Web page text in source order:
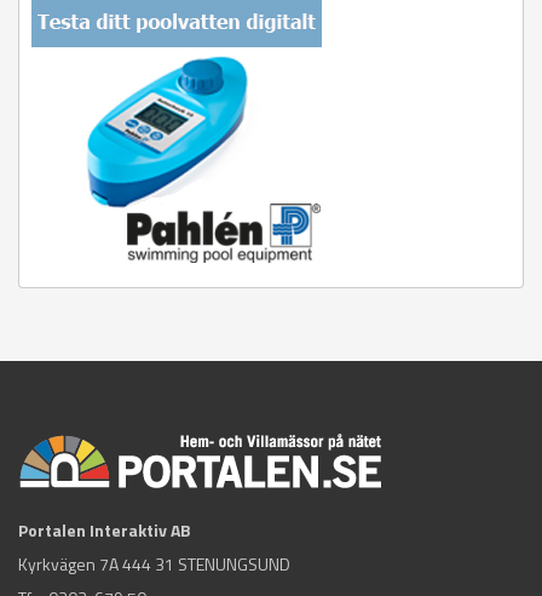
Portalen Interaktiv AB
Kyrkvägen 7A 444 31 STENUNGSUND